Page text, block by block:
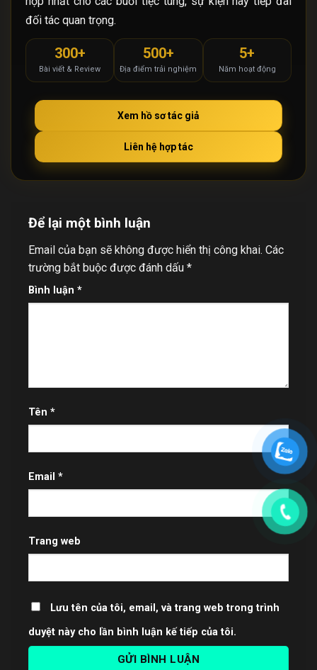
đối tác quan trọng.
300+
Bài viết & Review
500+
Địa điểm trải nghiệm
5+
Năm hoạt động
Xem hồ sơ tác giả
Liên hệ hợp tác
Để lại một bình luận
Email của bạn sẽ không được hiển thị công khai. Các
trường bắt buộc được đánh dấu *
Bình luận *
Tên *
Email *
Trang web
Lưu tên của tôi, email, và trang web trong trình
duyệt này cho lần bình luận kế tiếp của tôi.